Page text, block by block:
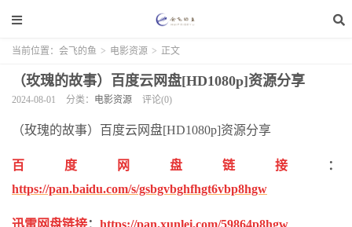
当前位置： 会飞的鱼 > 电影资源 > 正文
（玫瑰的故事）百度云网盘[HD1080p]资源分享
2024-08-01 分类： 电影资源 评论(0)
（玫瑰的故事）百度云网盘[HD1080p]资源分享
百度网盘链接
：
https://pan.baidu.com/s/gsbgvbghfhgt6vbp8hgw
迅雷网盘链接： https://pan.xunlei.com/59864p8hgw